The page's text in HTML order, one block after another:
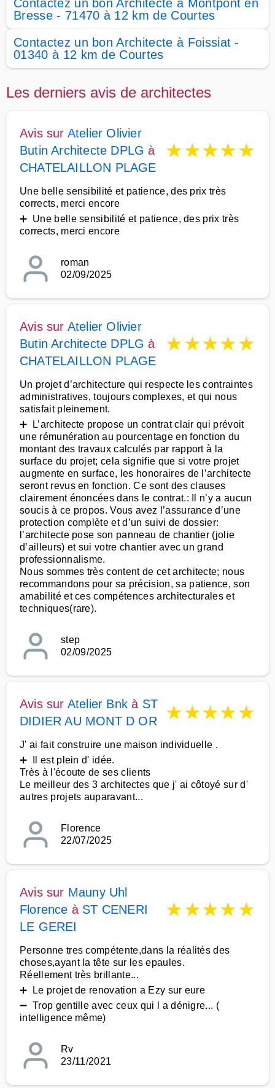
Contactez un bon Architecte à Montpont en
Bresse - 71470 à 12 km de Courtes
Contactez un bon Architecte à Foissiat -
01340 à 12 km de Courtes
Les derniers avis de architectes
Avis sur Atelier Olivier
Butin Architecte DPLG à
CHATELAILLON PLAGE
★★★★★
Une belle sensibilité et patience, des prix très
corrects, merci encore
➕ Une belle sensibilité et patience, des prix très
corrects, merci encore
roman
02/09/2025
Avis sur Atelier Olivier
Butin Architecte DPLG à
CHATELAILLON PLAGE
★★★★★
Un projet d’architecture qui respecte les contraintes
administratives, toujours complexes, et qui nous
satisfait pleinement.
➕ L’architecte propose un contrat clair qui prévoit
une rémunération au pourcentage en fonction du
montant des travaux calculés par rapport à la
surface du projet; cela signifie que si votre projet
augmente en surface, les honoraires de l’architecte
seront revus en fonction. Ce sont des clauses
clairement énoncées dans le contrat.: Il n’y a aucun
soucis à ce propos. Vous avez l’assurance d’une
protection complète et d’un suivi de dossier:
l’architecte pose son panneau de chantier (jolie
d’ailleurs) et sui votre chantier avec un grand
professionnalisme.
Nous sommes très content de cet architecte; nous
recommandons pour sa précision, sa patience, son
amabilité et ces compétences architecturales et
techniques(rare).
step
02/09/2025
Avis sur Atelier Bnk à ST
DIDIER AU MONT D OR
★★★★★
J' ai fait construire une maison individuelle .
➕ Il est plein d' idée.
Très à l'écoute de ses clients
Le meilleur des 3 architectes que j' ai côtoyé sur d'
autres projets auparavant...
Florence
22/07/2025
Avis sur Mauny Uhl
Florence à ST CENERI
LE GEREI
★★★★★
Personne tres compétente,dans la réalités des
choses,ayant la tête sur les epaules.
Réellement très brillante...
➕ Le projet de renovation a Ezy sur eure
➖ Trop gentille avec ceux qui l a dénigre... (
intelligence même)
Rv
23/11/2021